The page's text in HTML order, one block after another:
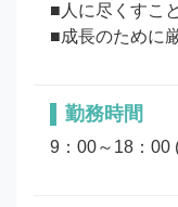
■人に尽くすこ
勤務時間
9：00～18：00